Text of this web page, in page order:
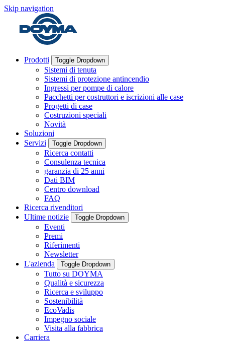
Skip navigation
Prodotti Toggle Dropdown
Sistemi di tenuta
Sistemi di protezione antincendio
Ingressi per pompe di calore
Pacchetti per costruttori e iscrizioni alle case
Progetti di case
Costruzioni speciali
Novità
Soluzioni
Servizi
Toggle Dropdown
Ricerca contatti
Consulenza tecnica
garanzia di 25 anni
Dati BIM
Centro download
FAQ
Ricerca rivenditori
Ultime notizie
Toggle Dropdown
Eventi
Premi
Riferimenti
Newsletter
L'azienda
Toggle Dropdown
Tutto su DOYMA
Qualità e sicurezza
Ricerca e sviluppo
Sostenibilità
EcoVadis
Impegno sociale
Visita alla fabbrica
Carriera